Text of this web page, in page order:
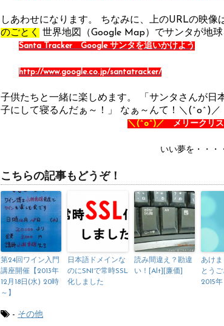
しあわせになります。 ちなみに、上のURLの映
のごとく
世界地図（Google Map）でサンタが地球
Santa Tracker Google サンタを追いかけよう
http://www.google.co.jp/santatracker/
子供たちと一緒に楽しめます。 「サンタさんが
子にして寝るんだぁ～！」 なぁ～んて！＼(^o^)／
＼(^o^)／ メリークリ
いい夢を・・・
こちらの記事もどうぞ！
第24回ワイン入門
講座開催【2013年
12月18日(水) 20時
～】
日本語ドメインな
のにSNIで常時SSL
化しました
読み間違え？勘違
い！[Alt][廉価]
あけ
とう
2015
- その他